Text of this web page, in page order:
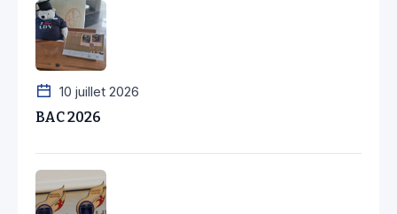
10 juillet 2026
BAC 2026